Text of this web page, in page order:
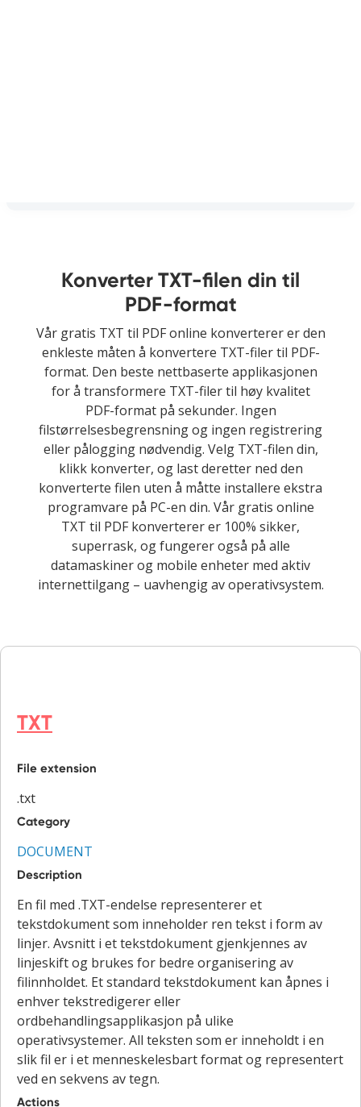
Konverter TXT-filen din til
PDF-format
Vår gratis TXT til PDF online konverterer er den
enkleste måten å konvertere TXT-filer til PDF-
format. Den beste nettbaserte applikasjonen
for å transformere TXT-filer til høy kvalitet
PDF-format på sekunder. Ingen
filstørrelsesbegrensning og ingen registrering
eller pålogging nødvendig. Velg TXT-filen din,
klikk konverter, og last deretter ned den
konverterte filen uten å måtte installere ekstra
programvare på PC-en din. Vår gratis online
TXT til PDF konverterer er 100% sikker,
superrask, og fungerer også på alle
datamaskiner og mobile enheter med aktiv
internettilgang – uavhengig av operativsystem.
TXT
File extension
.txt
Category
DOCUMENT
Description
En fil med .TXT-endelse representerer et
tekstdokument som inneholder ren tekst i form av
linjer. Avsnitt i et tekstdokument gjenkjennes av
linjeskift og brukes for bedre organisering av
filinnholdet. Et standard tekstdokument kan åpnes i
enhver tekstredigerer eller
ordbehandlingsapplikasjon på ulike
operativsystemer. All teksten som er inneholdt i en
slik fil er i et menneskelesbart format og representert
ved en sekvens av tegn.
Actions